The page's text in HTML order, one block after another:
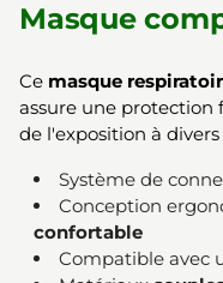
Masque
Ce masque
assure une protection
de l'exposition à
Système de
Conception
confortable
Compatible avec